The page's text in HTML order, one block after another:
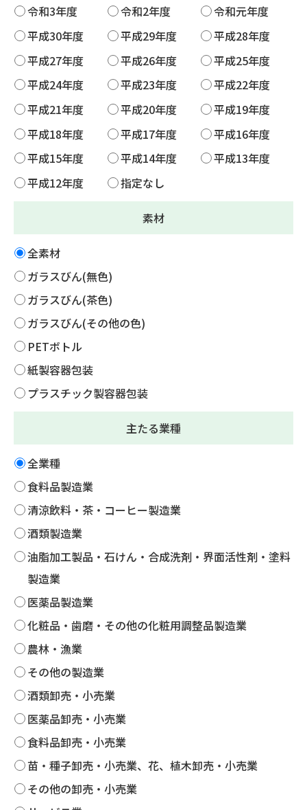
令和3年度
令和2年度
令和元年度
平成30年度
平成29年度
平成28年度
平成27年度
平成26年度
平成25年度
平成24年度
平成23年度
平成22年度
平成21年度
平成20年度
平成19年度
平成18年度
平成17年度
平成16年度
平成15年度
平成14年度
平成13年度
平成12年度
指定なし
素材
全素材
ガラスびん(無色)
ガラスびん(茶色)
ガラスびん(その他の色)
PETボトル
紙製容器包装
プラスチック製容器包装
主たる業種
全業種
食料品製造業
清涼飲料・茶・コーヒー製造業
酒類製造業
油脂加工製品・石けん・合成洗剤・界面活性剤・塗料
製造業
医薬品製造業
化粧品・歯磨・その他の化粧用調整品製造業
農林・漁業
その他の製造業
酒類卸売・小売業
医薬品卸売・小売業
食料品卸売・小売業
苗・種子卸売・小売業、花、植木卸売・小売業
その他の卸売・小売業